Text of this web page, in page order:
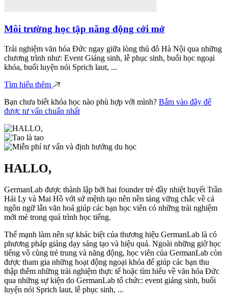
Môi trường học tập năng động cởi mở
Trải nghiệm văn hóa Đức ngay giữa lòng thủ đô Hà Nội qua những
chương trình như: Event Giáng sinh, lễ phục sinh, buổi học ngoại
khóa, buổi luyện nói Sprich laut, ...
Tìm hiểu thêm
Bạn chưa biết khóa học nào phù hợp với mình? Bấm vào đây để
được tư vấn chuẩn nhất
HALLO,
GermanLab được thành lập bởi hai founder trẻ đầy nhiệt huyết Trần
Hải Ly và Mai Hồ với sứ mệnh tạo nên nền tảng vững chắc về cả
ngôn ngữ lẫn văn hoá giúp các bạn học viên có những trải nghiệm
mới mẻ trong quá trình học tiếng.
Thế mạnh làm nên sự khác biệt của thương hiệu GermanLab là có
phương pháp giảng dạy sáng tạo và hiệu quả. Ngoài những giờ học
tiếng vô cùng trẻ trung và năng động, học viên của GermanLab còn
được tham gia những hoạt động ngoại khóa để giúp các bạn thu
thập thêm những trải nghiệm thực tế hoặc tìm hiểu về văn hóa Đức
qua những sự kiện do GermanLab tổ chức: event giáng sinh, buổi
luyện nói Sprich laut, lễ phục sinh, ...